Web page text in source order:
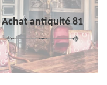
Achat antiquité 81